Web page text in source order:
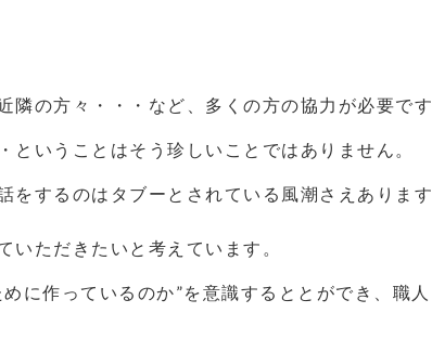
の方々・・・など、多くの方の協力が必要です
いうことはそう珍しいことではありません。
するのはタブーとされている風潮さえあります
ただきたいと考えています。
に作っているのか”を意識するととができ、職